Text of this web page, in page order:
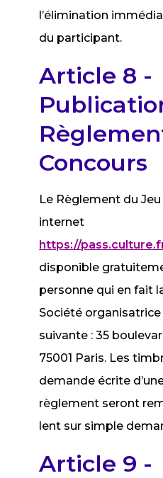
l’élimination
du participant.
Article 8 -
Concours
Le Règlement du
internet
https://
disponible
personne qui en fait
Société organisatrice
suivante : 35
75001 Paris. Les
demande écrite
règlement seront
lent sur simple
Article 9 -